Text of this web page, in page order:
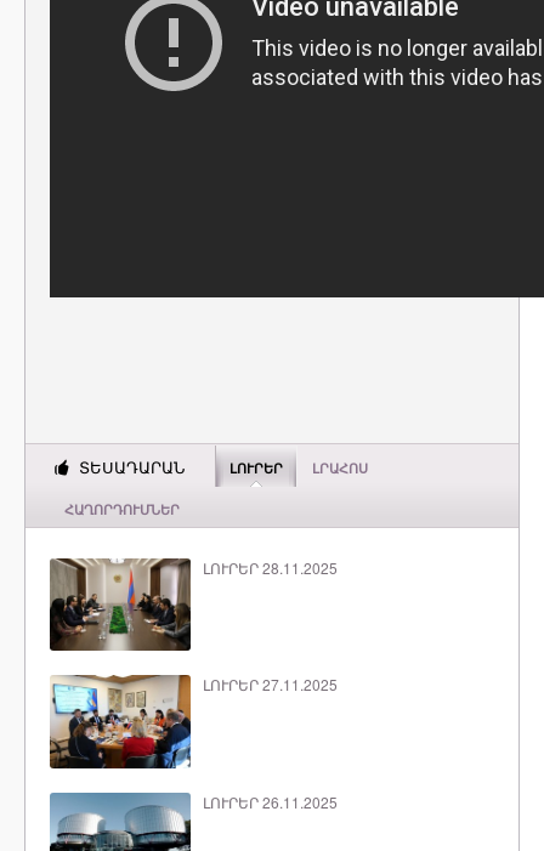
ՏԵՍԱԴԱՐԱՆ ԼՈՒՐԵՐ ԼՐԱՀՈՍ
ՀԱՂՈՐԴՈՒՄՆԵՐ
ԼՈՒՐԵՐ 28.11.2025
ԼՈՒՐԵՐ 27.11.2025
ԼՈՒՐԵՐ 26.11.2025